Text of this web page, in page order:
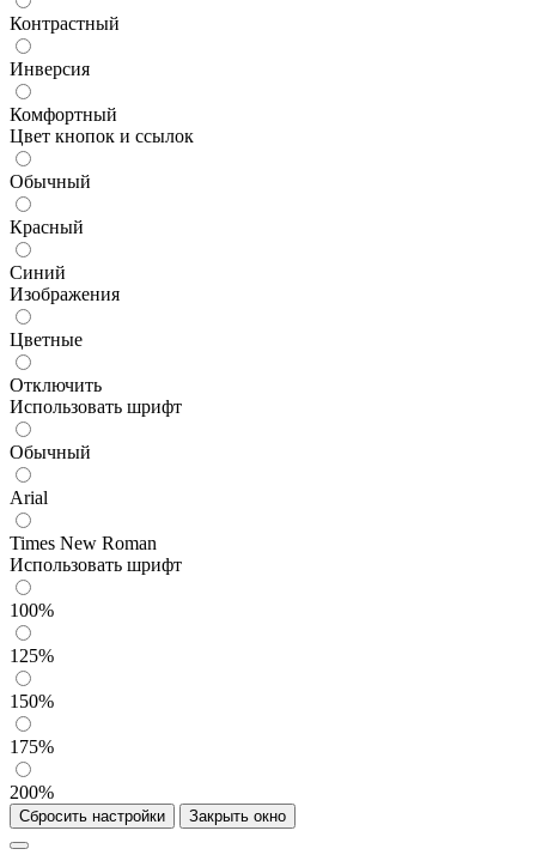
Контрастный
Инверсия
Комфортный
Цвет кнопок и ссылок
Обычный
Красный
Синий
Изображения
Цветные
Отключить
Использовать шрифт
Обычный
Arial
Times New Roman
Использовать шрифт
100%
125%
150%
175%
200%
Сбросить настройки Закрыть окно